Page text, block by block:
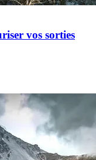
vos sorties